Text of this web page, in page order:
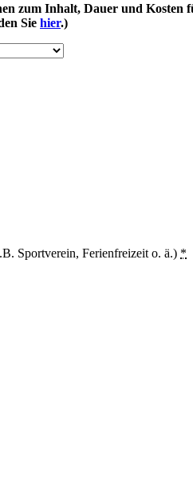
zum Inhalt, Dauer und Kosten
Sie hier.)
Sportverein, Ferienfreizeit o. ä.) *